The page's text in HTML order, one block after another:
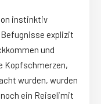
instinktiv
explizit
und
Kopfschmerzen,
wurden, wurden
ein Reiselimit